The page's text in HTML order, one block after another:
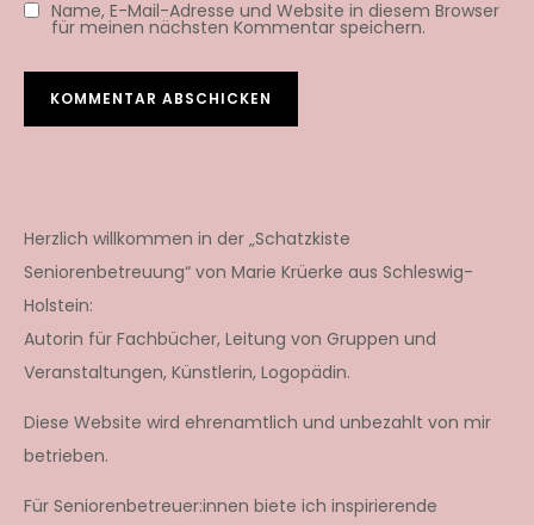
Name, E-Mail-Adresse und Website in diesem Browser
für meinen nächsten Kommentar speichern.
Herzlich willkommen in der „Schatzkiste
Seniorenbetreuung“ von Marie Krüerke aus Schleswig-
Holstein:
Autorin für Fachbücher, Leitung von Gruppen und
Veranstaltungen, Künstlerin, Logopädin.
Diese Website wird ehrenamtlich und unbezahlt von mir
betrieben.
Für Seniorenbetreuer:innen biete ich inspirierende